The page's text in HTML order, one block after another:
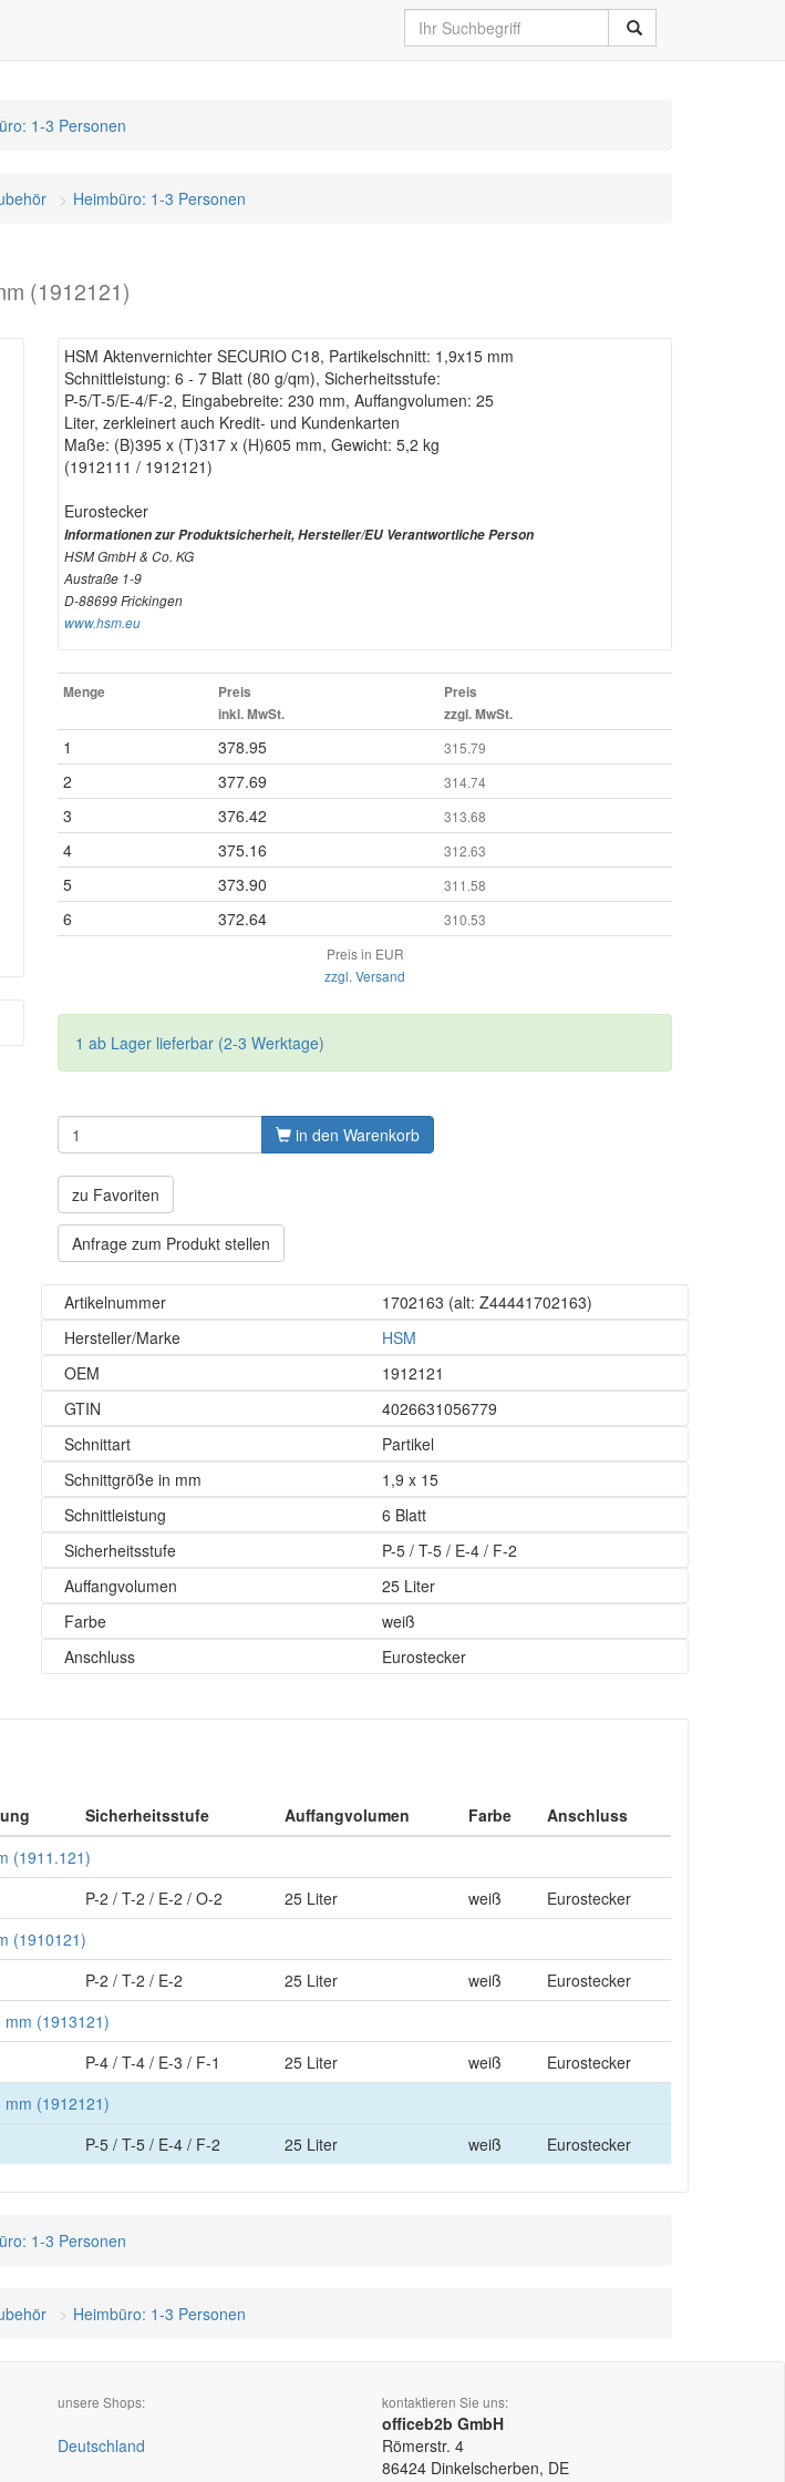
1-3 Personen
Heimbüro: 1-3 Personen
(1912121)
HSM Aktenvernichter SECURIO C18, Partikelschnitt: 1,9x15 mm
Schnittleistung: 6 - 7 Blatt (80 g/qm), Sicherheitsstufe:
P-5/T-5/E-4/F-2, Eingabebreite: 230 mm, Auffangvolumen: 25
Liter, zerkleinert auch Kredit- und Kundenkarten
Maße: (B)395 x (T)317 x (H)605 mm, Gewicht: 5,2 kg
(1912111 / 1912121)
Eurostecker
Informationen zur Produktsicherheit, Hersteller/EU Verantwortliche Person
HSM GmbH & Co. KG
Austraße 1-9
D-88699 Frickingen
www.hsm.eu
Menge
Preis
inkl. MwSt.
Preis
zzgl. MwSt.
1 378.95 315.79
2 377.69 314.74
3 376.42 313.68
4 375.16 312.63
5 373.90 311.58
6 372.64
310.53
Preis in EUR
zzgl. Versand
1 ab Lager lieferbar (2-3 Werktage)
in den Warenkorb
zu Favoriten
Anfrage zum Produkt stellen
Artikelnummer 1702163 (alt: Z44441702163)
Hersteller/Marke
HSM
OEM
1912121
GTIN
4026631056779
Schnittart
Partikel
Schnittgröße in mm
1,9 x 15
Schnittleistung
6 Blatt
Sicherheitsstufe
P-5 / T-5 / E-4 / F-2
Auffangvolumen
25 Liter
Farbe
weiß
Anschluss
Eurostecker
Sicherheitsstufe Auffangvolumen Farbe
Anschluss
(1911.121)
P-2 / T-2 / E-2 / O-2 25 Liter weiß
Eurostecker
(1910121)
P-2 / T-2 / E-2 25 Liter weiß
Eurostecker
mm (1913121)
P-4 / T-4 / E-3 / F-1 25 Liter weiß
Eurostecker
mm (1912121)
P-5 / T-5 / E-4 / F-2 25 Liter weiß Eurostecker
1-3 Personen
Heimbüro: 1-3 Personen
unsere Shops:
Deutschland
kontaktieren Sie uns:
officeb2b GmbH
Römerstr. 4
86424 Dinkelscherben, DE